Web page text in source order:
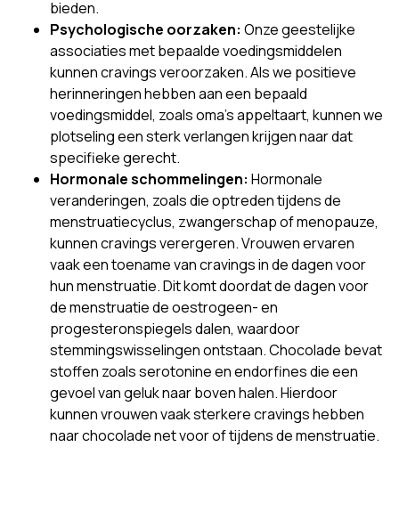
bieden.
Psychologische oorzaken: Onze geestelijke
associaties met bepaalde voedingsmiddelen
kunnen cravings veroorzaken. Als we positieve
herinneringen hebben aan een bepaald
voedingsmiddel, zoals oma's appeltaart, kunnen we
plotseling een sterk verlangen krijgen naar dat
specifieke gerecht.
Hormonale schommelingen: Hormonale
veranderingen, zoals die optreden tijdens de
menstruatiecyclus, zwangerschap of menopauze,
kunnen cravings verergeren. Vrouwen ervaren
vaak een toename van cravings in de dagen voor
hun menstruatie. Dit komt doordat de dagen voor
de menstruatie de oestrogeen- en
progesteronspiegels dalen, waardoor
stemmingswisselingen ontstaan. Chocolade bevat
stoffen zoals serotonine en endorfines die een
gevoel van geluk naar boven halen. Hierdoor
kunnen vrouwen vaak sterkere cravings hebben
naar chocolade net voor of tijdens de menstruatie.